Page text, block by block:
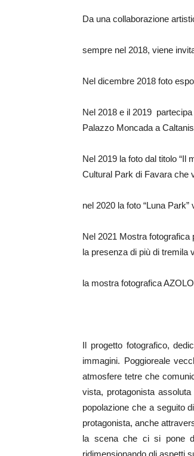
Da una collaborazione
sempre nel 2018, viene
Nel dicembre 2018 foto
Nel 2018 e il 2019
Palazzo Moncada a
Nel 2019 la foto dal titolo “Il
Cultural Park di Favara che
nel 2020 la foto “Luna
Nel 2021 Mostra
la presenza di più di tremila
la mostra fotografica
Il progetto fotografico,
immagini. Poggioreale
atmosfere tetre che
vista, protagonista
popolazione che a seguito
protagonista, anche
la scena che ci si pone
ridimensionando gli aspetti